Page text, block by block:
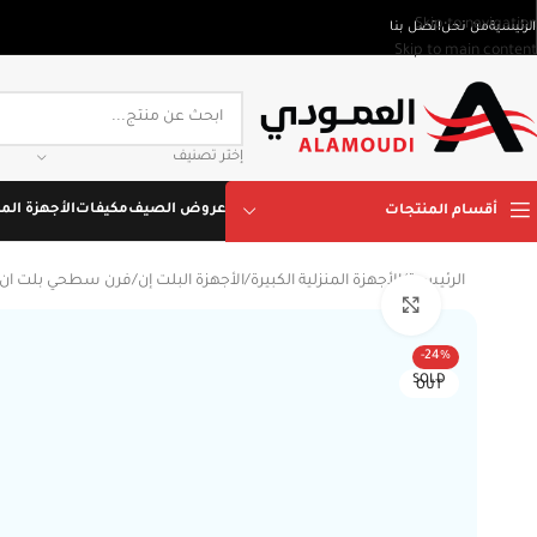
Skip to navigation
Skip to main content
الرئيسيةمن نحناتصل بنا
إختر تصنيف
أقسام المنتجات عروض الصيفمكيفاتالأجهزة
الرئيسية / الأجهزة المنزلية الكبيرة/الأجهزة البلت إن/فرن سطحي بلت ان
-24%
SOLD
OUT